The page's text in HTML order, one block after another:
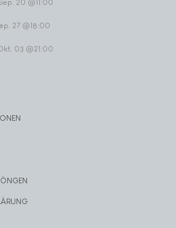
20 @11:00
27 @18:00
03 @21:00